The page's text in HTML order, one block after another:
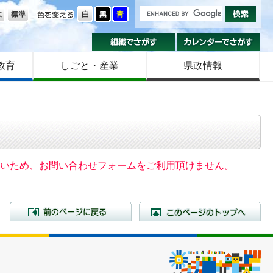
色を変える
大きさ
組織でさがす
育 しごと・産業 県政情報
ため、お問い合わせフォームをご利用頂けません。
前のページに戻る